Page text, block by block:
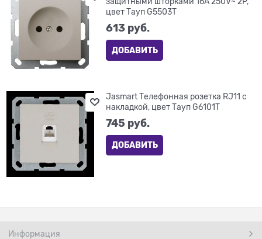
цвет Тауп G5503T
613 руб.
ДОБАВИТЬ
Jasmart Телефонная розетка RJ11 с
накладкой, цвет Тауп G6101T
745 руб.
ДОБАВИТЬ
Информация